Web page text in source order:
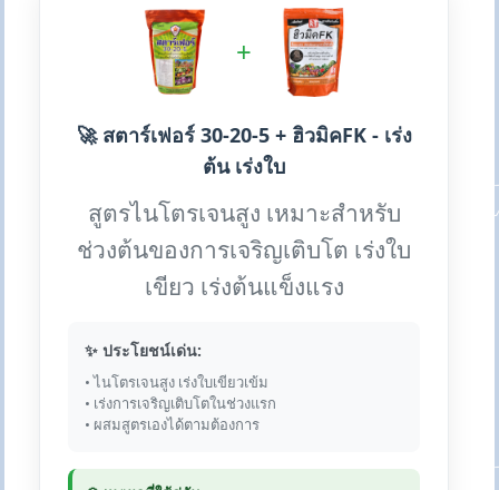
+
🚀 สตาร์เฟอร์ 30-20-5 + ฮิวมิคFK - เร่ง
ต้น เร่งใบ
สูตรไนโตรเจนสูง เหมาะสำหรับ
ช่วงต้นของการเจริญเติบโต เร่งใบ
เขียว เร่งต้นแข็งแรง
✨ ประโยชน์เด่น:
• ไนโตรเจนสูง เร่งใบเขียวเข้ม
• เร่งการเจริญเติบโตในช่วงแรก
• ผสมสูตรเองได้ตามต้องการ